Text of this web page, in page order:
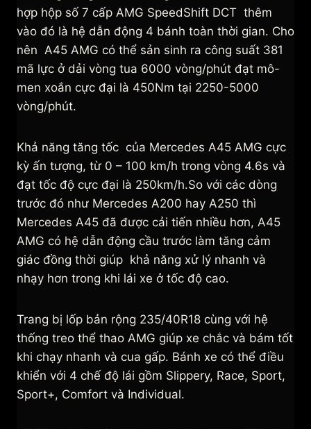
hợp hộp số 7 cấp AMG SpeedShift DCT thêm
vào đó là hệ dẫn động 4 bánh toàn thời gian. Cho
nên A45 AMG có thể sản sinh ra công suất 381
mã lực ở dải vòng tua 6000 vòng/phút đạt mô-
men xoắn cực đại là 450Nm tại 2250-5000
vòng/phút.
Khả năng tăng tốc của Mercedes A45 AMG cực
kỳ ấn tượng, từ 0 – 100 km/h trong vòng 4.6s và
đạt tốc độ cực đại là 250km/h.So với các dòng
trước đó như Mercedes A200 hay A250 thì
Mercedes A45 đã được cải tiến nhiều hơn, A45
AMG có hệ dẫn động cầu trước làm tăng cảm
giác đồng thời giúp khả năng xử lý nhanh và
nhạy hơn trong khi lái xe ở tốc độ cao.
Trang bị lốp bản rộng 235/40R18 cùng với hệ
thống treo thể thao AMG giúp xe chắc và bám tốt
khi chạy nhanh và cua gấp. Bánh xe có thể điều
khiển với 4 chế độ lái gồm Slippery, Race, Sport,
Sport+, Comfort và Individual.